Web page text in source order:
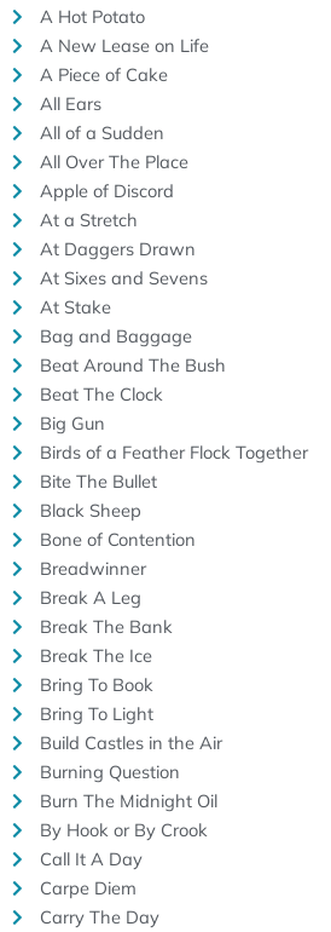
A Hot Potato
A New Lease on Life
A Piece of Cake
All Ears
All of a Sudden
All Over The Place
Apple of Discord
At a Stretch
At Daggers Drawn
At Sixes and Sevens
At Stake
Bag and Baggage
Beat Around The Bush
Beat The Clock
Big Gun
Birds of a Feather Flock Together
Bite The Bullet
Black Sheep
Bone of Contention
Breadwinner
Break A Leg
Break The Bank
Break The Ice
Bring To Book
Bring To Light
Build Castles in the Air
Burning Question
Burn The Midnight Oil
By Hook or By Crook
Call It A Day
Carpe Diem
Carry The Day